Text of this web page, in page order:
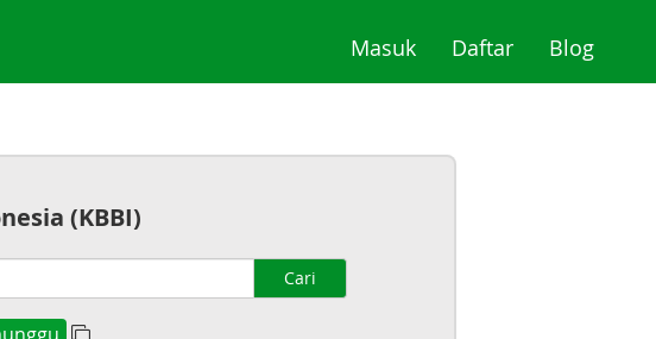
Masuk(current)
Daftar(current)
Blog
(KBBI)
Cari